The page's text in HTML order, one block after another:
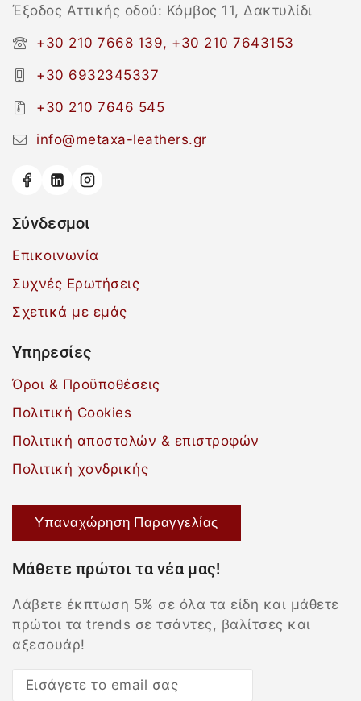
Έξοδος Αττικής οδού: Κόμβος 11, Δακτυλίδι
+30 210 7668 139, +30 210 7643153
+30 6932345337
+30 210 7646 545
info@metaxa-leathers.gr
Σύνδεσμοι
Επικοινωνία
Συχνές Ερωτήσεις
Σχετικά με εμάς
Υπηρεσίες
Όροι & Προϋποθέσεις
Πολιτική Cookies
Πολιτική αποστολών & επιστροφών
Πολιτική χονδρικής
Υπαναχώρηση Παραγγελίας
Μάθετε πρώτοι τα νέα μας!
Λάβετε έκπτωση 5% σε όλα τα είδη και μάθετε
πρώτοι τα trends σε τσάντες, βαλίτσες και
αξεσουάρ!